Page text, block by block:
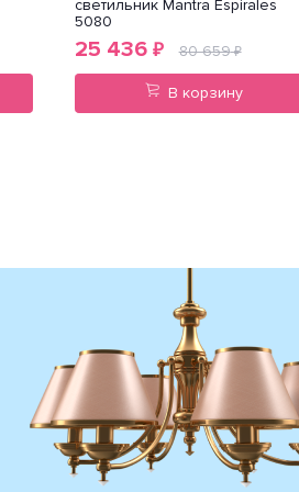
светильник Mantra Espirales
5080
25 436₽ 80 659₽
В корзину